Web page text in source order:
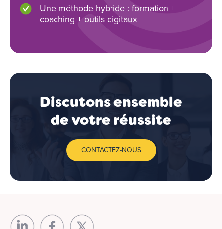
Une méthode hybride : formation +
coaching + outils digitaux
Discutons ensemble
de votre réussite
CONTACTEZ-NOUS